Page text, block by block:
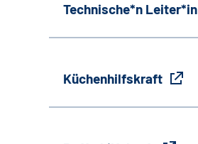
Technische*n Leiter*in
Küchenhilfskraft